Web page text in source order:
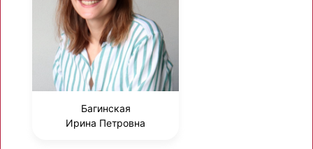
Багинская
Ирина Петровна